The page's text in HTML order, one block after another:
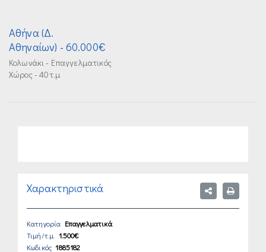
Αθήνα (Δ.
Αθηναίων) - 60.000€
Κολωνάκι - Επαγγελματικός
Χώρος - 40τ.μ
Χαρακτηριστικά
Κατηγορία Επαγγελματικά
Τιμή/τ.μ. 1.500€
Κωδικός 1885182